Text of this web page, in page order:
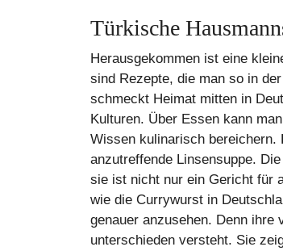
Türkische
Herausgekommen ist eine
sind Rezepte, die man so in
schmeckt Heimat mitten in
Kulturen. Über Essen kann
Wissen kulinarisch bereichern.
anzutreffende Linsensuppe.
sie ist nicht nur ein Gericht für
wie die Currywurst in
genauer anzusehen. Denn
unterschieden versteht. Sie